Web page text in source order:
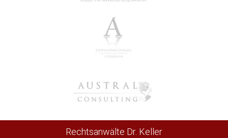
Rechtsanwälte Dr. Keller